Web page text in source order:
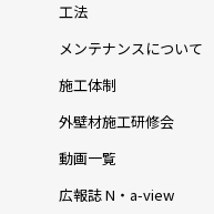
工法
メンテナンスについて
施工体制
外壁材施工研修会
動画一覧
広報誌 N・a-view